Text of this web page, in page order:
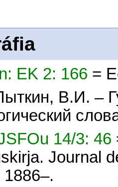
EK 2: 166 =
В.И. –
14/3: 46
Journal